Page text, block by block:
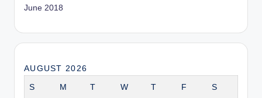
June 2018
AUGUST 2026
S M T W T F S